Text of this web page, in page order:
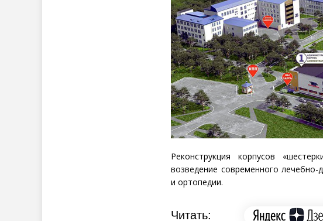
Реконструкция корпусов «
возведение современного лечебно-
и ортопедии.
Читать: